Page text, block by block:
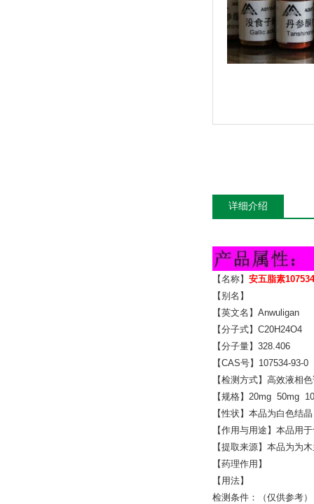
详细介绍
【名称】 安五脂素
【别名】
【英文名】Anwuligan
【分子式】C20H24O4
【分子量】328.406
【CAS号】107534-93-0
【检测方式】高效液相
【规格】20mg 50mg
【性状】本品为白色结晶
【作用与用途】本品用
【提取来源】本品为为
【药理作用】
【用法】
检测条件：（仅供参考）